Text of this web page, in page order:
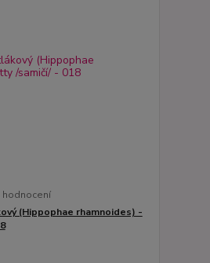
hodnocení
(Hippophae rhamnoides) -